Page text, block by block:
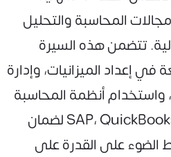
المحاسبة والتحليل
تتضمن هذه السيرة
في إعداد الميزانيات، وإدارة
واستخدام أنظمة المحاسبة
المتطورة مثل SAP، QuickBooks، Oracle لضمان
الضوء على القدرة على